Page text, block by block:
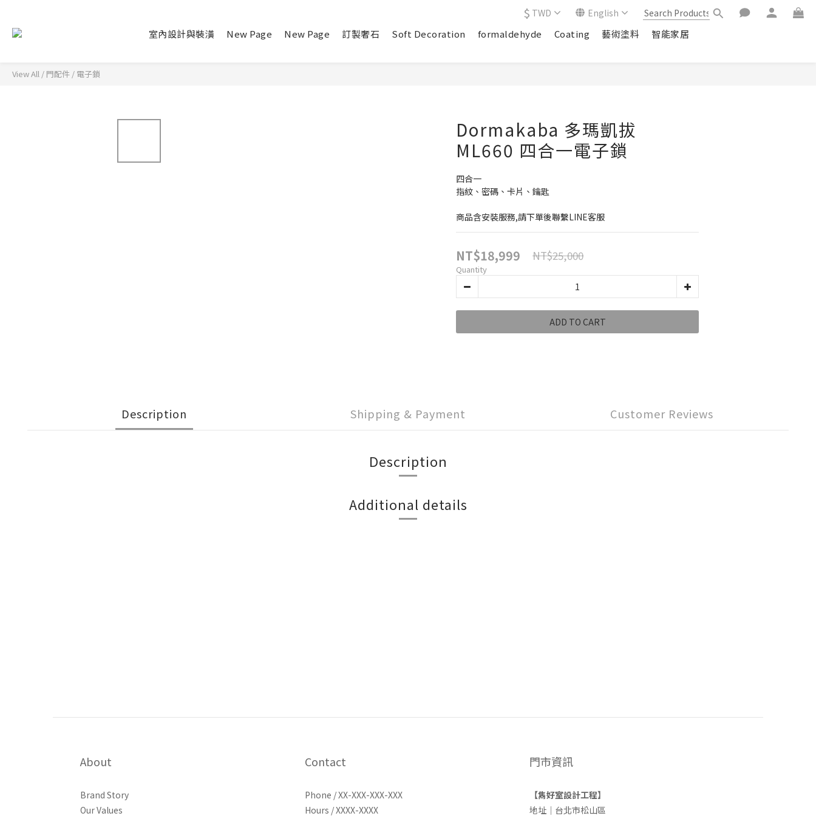
$ TWD English
室內設計與裝潢 New Page New Page 訂製奢石 Soft Decoration formaldehyde Coating 藝術塗料 智能家居
View All / 門配件 / 電子鎖
Dormakaba 多瑪凱拔
ML660 四合一電子鎖
四合一
指紋、密碼、卡片、鑰匙
商品含安裝服務,請下單後聯繫LINE客服
NT$18,999 NT$25,000
Quantity
ADD TO CART
Description Shipping & Payment Customer Reviews
Description
Additional details
About
Brand Story
Our Values
Contact
Phone / XX-XXX-XXX-XXX
Hours / XXXX-XXXX
門市資訊
【雋好室設計工程】
地址｜台北市松山區